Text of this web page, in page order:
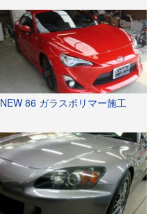
NEW 86 ガラスポリマー施工